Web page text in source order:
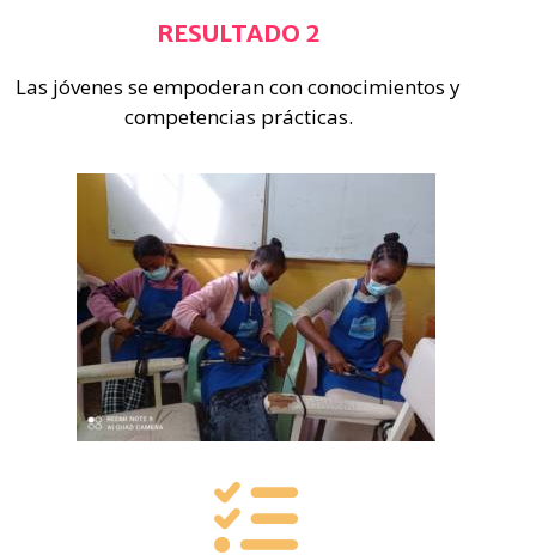
RESULTADO 2
Las jóvenes se empoderan con conocimientos y
competencias prácticas.